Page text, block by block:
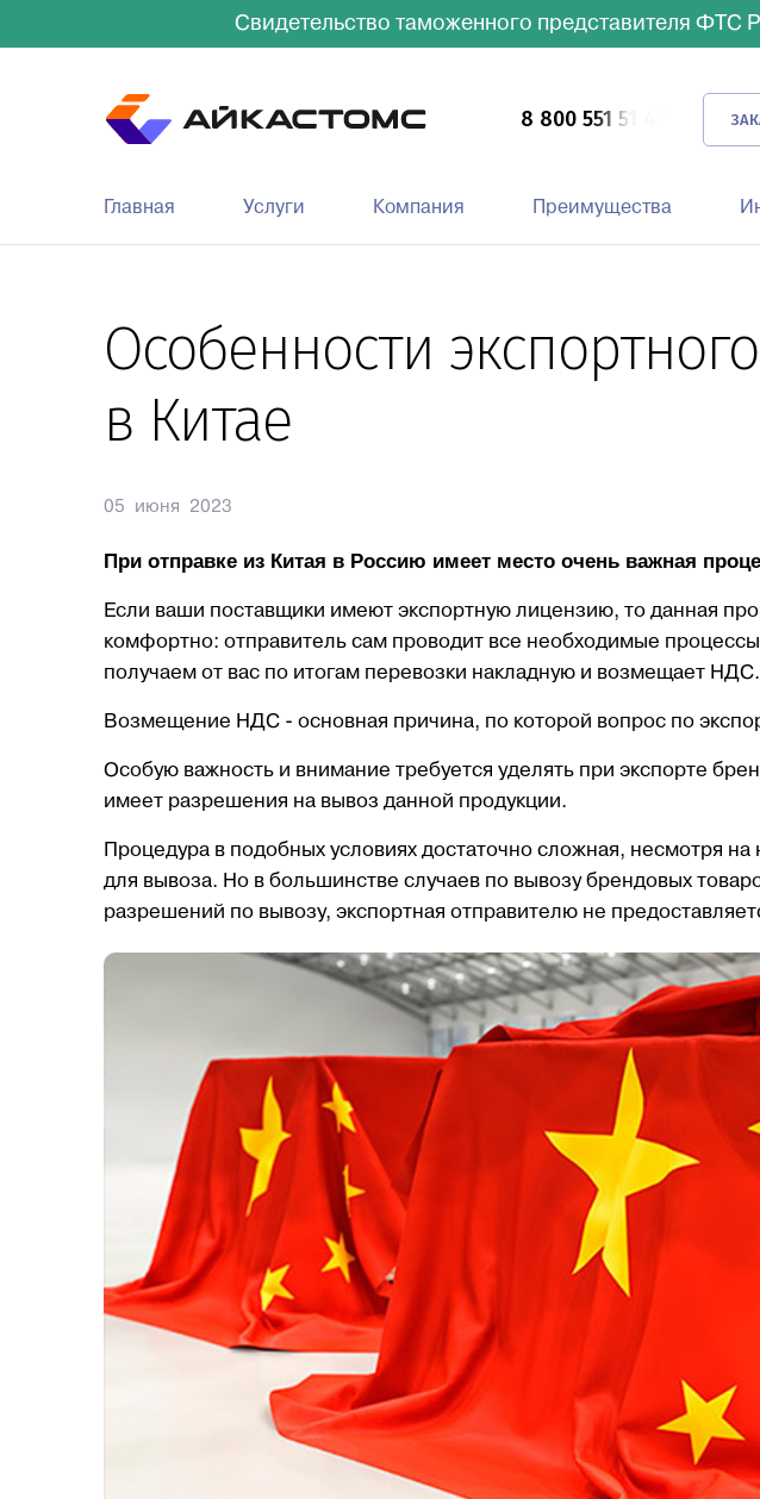
Свидетельство таможенного представителя ФТС
Главная Услуги Компания Преимущества
8 800 551 51 47
Особенности
в Китае
05 июня 2023
При отправке из Китая в Россию имеет место очень важная
Если ваши поставщики имеют экспортную лицензию, то данная
комфортно: отправитель сам проводит все необходимые
получаем от вас по итогам перевозки накладную и возмещает НДС.
Возмещение НДС - основная причина, по которой вопрос по
Особую важность и внимание требуется уделять при экспорте
имеет разрешения на вывоз данной продукции.
Процедура в подобных условиях достаточно сложная, несмотря на
для вывоза. Но в большинстве случаев по вывозу брендовых
разрешений по вывозу, экспортная отправителю не